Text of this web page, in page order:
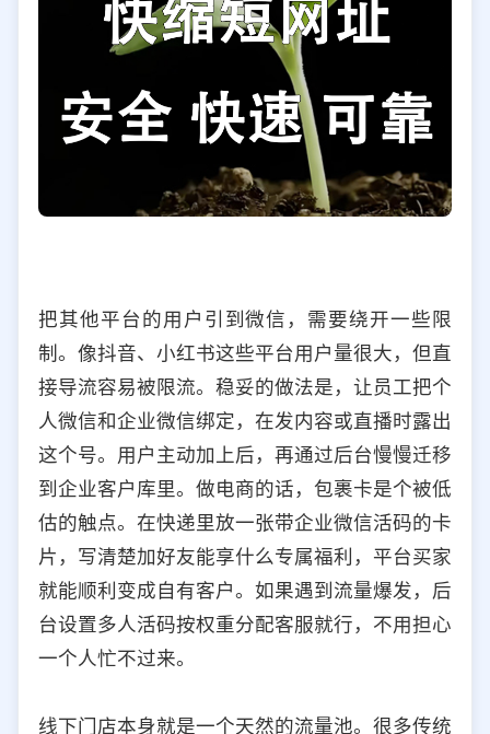
把其他平台的用户引到微信，需要绕开一些限
制。像抖音、小红书这些平台用户量很大，但直
接导流容易被限流。稳妥的做法是，让员工把个
人微信和企业微信绑定，在发内容或直播时露出
这个号。用户主动加上后，再通过后台慢慢迁移
到企业客户库里。做电商的话，包裹卡是个被低
估的触点。在快递里放一张带企业微信活码的卡
片，写清楚加好友能享什么专属福利，平台买家
就能顺利变成自有客户。如果遇到流量爆发，后
台设置多人活码按权重分配客服就行，不用担心
一个人忙不过来。
线下门店本身就是一个天然的流量池。很多传统